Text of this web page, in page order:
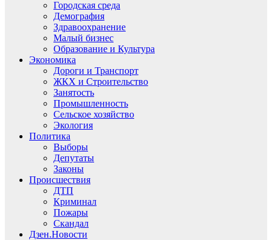
Городская среда
Демография
Здравоохранение
Малый бизнес
Образование и Культура
Экономика
Дороги и Транспорт
ЖКХ и Строительство
Занятость
Промышленность
Сельское хозяйство
Экология
Политика
Выборы
Депутаты
Законы
Происшествия
ДТП
Криминал
Пожары
Скандал
Дзен.Новости